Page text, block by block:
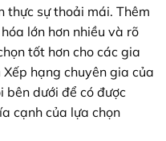
thực sự thoải mái. Thêm
lớn hơn nhiều và rõ
tốt hơn cho các gia
hạng chuyên gia của
bên dưới để có được
cạnh của lựa chọn